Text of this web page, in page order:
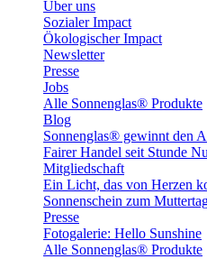
Über uns
Sozialer Impact
Ökologischer Impact
Newsletter
Presse
Jobs
Alle Sonnenglas® Produkte
Blog
Sonnenglas® gewinnt den
Fairer Handel seit Stunde
Mitgliedschaft
Ein Licht, das von Herzen
Sonnenschein zum
Presse
Fotogalerie: Hello Sunshine
Alle Sonnenglas® Produkte